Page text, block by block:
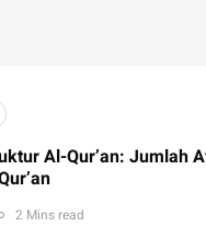
Al-Qur’an: Jumlah
2 Mins read